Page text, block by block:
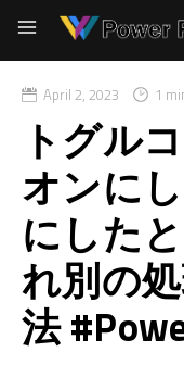
April 2, 2023 1
トグル
オンに
にした
れ別の
法